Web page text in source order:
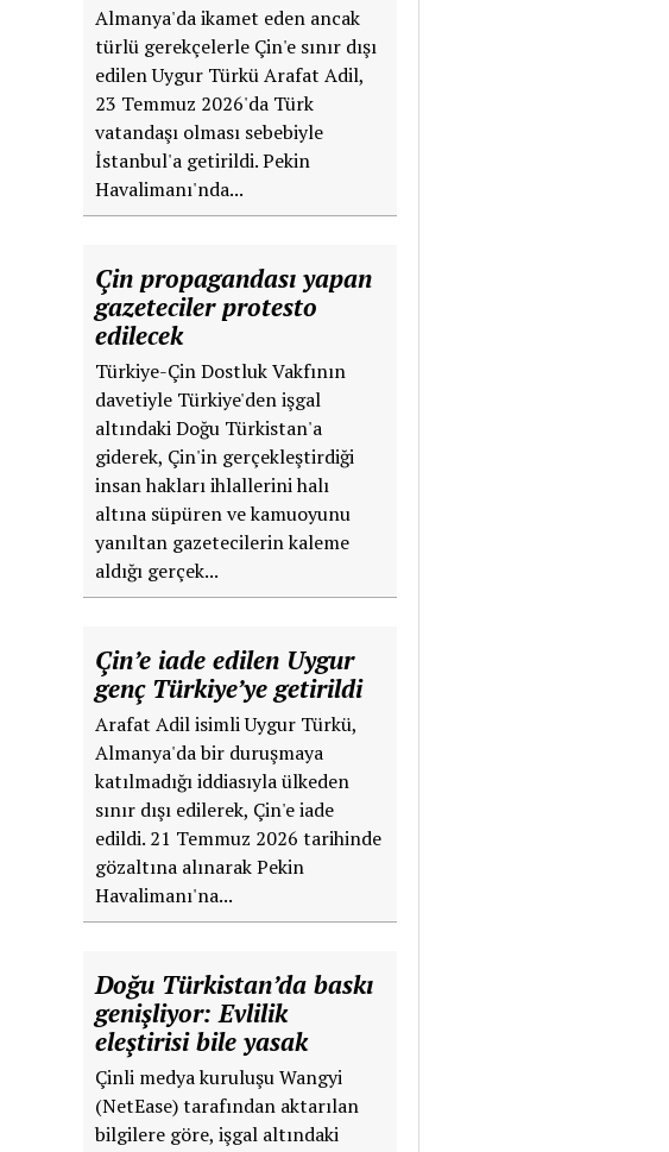
Almanya'da ikamet eden ancak
türlü gerekçelerle Çin'e sınır dışı
edilen Uygur Türkü Arafat Adil,
23 Temmuz 2026'da Türk
vatandaşı olması sebebiyle
İstanbul'a getirildi. Pekin
Havalimanı'nda...
Çin propagandası yapan
gazeteciler protesto
edilecek
Türkiye-Çin Dostluk Vakfının
davetiyle Türkiye'den işgal
altındaki Doğu Türkistan'a
giderek, Çin'in gerçekleştirdiği
insan hakları ihlallerini halı
altına süpüren ve kamuoyunu
yanıltan gazetecilerin kaleme
aldığı gerçek...
Çin’e iade edilen Uygur
genç Türkiye’ye getirildi
Arafat Adil isimli Uygur Türkü,
Almanya'da bir duruşmaya
katılmadığı iddiasıyla ülkeden
sınır dışı edilerek, Çin'e iade
edildi. 21 Temmuz 2026 tarihinde
gözaltına alınarak Pekin
Havalimanı'na...
Doğu Türkistan’da baskı
genişliyor: Evlilik
eleştirisi bile yasak
Çinli medya kuruluşu Wangyi
(NetEase) tarafından aktarılan
bilgilere göre, işgal altındaki